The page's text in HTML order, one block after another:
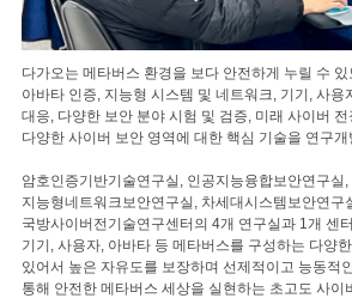
다가오는 메타버스 환경을 보다 안전하게 누릴 수 있
아바타 인증, 지능형 시스템 및 네트워크, 기기, 사용
대응, 다양한 보안 분야 시험 및 검증, 미래 사이버
다양한 사이버 보안 영역에 대한 핵심 기술을 연구개
암호인증기반기술연구실, 인공지능융합보안연구실,
지능형네트워크보안연구실, 차세대시스템보안연구
국방사이버전기술연구센터의 4개 연구실과 1개 센
기기, 사용자, 아바타 등 메타버스를 구성하는 다양
있어서 높은 자유도를 보장하며 선제적이고 능동적
통해 안전한 메타버스 세상을 실현하는 초고도 사이